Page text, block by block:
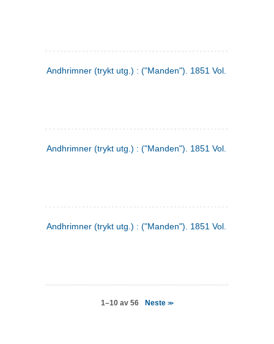
Andhrimner (trykt utg.) : ("Manden"). 1851 Vol. 2 Nr. 4
Andhrimner (trykt utg.) : ("Manden"). 1851 Vol. 2 Nr. 6
Andhrimner (trykt utg.) : ("Manden"). 1851 Vol. 1 Nr. 6
1–10 av 56 Neste>>